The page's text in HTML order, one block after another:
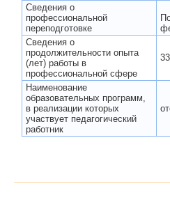
Сведения о
профессиональной
переподготовке
Сведения о
продолжительности опыта
(лет) работы в
профессиональной сфере
Наименование
образовательных программ,
в реализации которых
участвует педагогический
работник